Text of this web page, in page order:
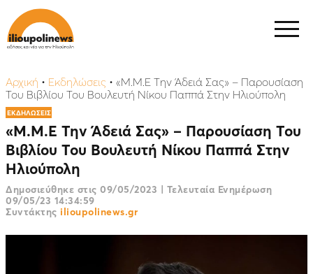
Αρχική • Εκδηλώσεις • «M.M.E Την Άδειά Σας» – Παρουσίαση
Του Βιβλίου Του Βουλευτή Νίκου Παππά Στην Ηλιούπολη
ΕΚΔΗΛΩΣΕΙΣ
«M.M.E Την Άδειά Σας» – Παρουσίαση Του
Βιβλίου Του Βουλευτή Νίκου Παππά Στην
Ηλιούπολη
Δημοσιεύθηκε στις 09/05/2023 | Τελευταία Ενημέρωση
09/05/23 14:34:59
Συντάκτης ilioupolinews.gr